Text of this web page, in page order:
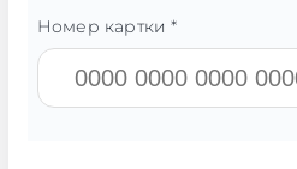
Номер картки *